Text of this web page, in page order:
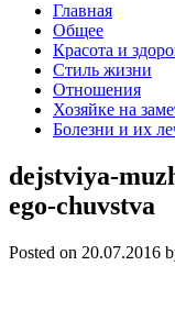
Главная
Общее
Красота и
Стиль жизни
Отношения
Хозяйке на
Болезни и их
dejstviya-
ego-chuvstva
Posted on 20.07.2016